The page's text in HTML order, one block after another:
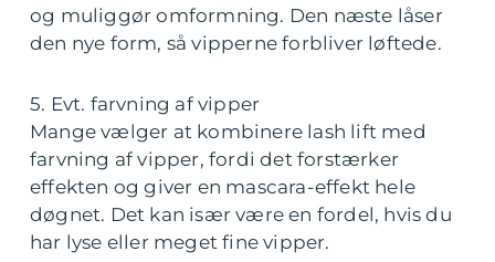
og muliggør omformning. Den næste låser
den nye form, så vipperne forbliver løftede.
5. Evt. farvning af vipper
Mange vælger at kombinere lash lift med
farvning af vipper, fordi det forstærker
effekten og giver en mascara-effekt hele
døgnet. Det kan især være en fordel, hvis du
har lyse eller meget fine vipper.